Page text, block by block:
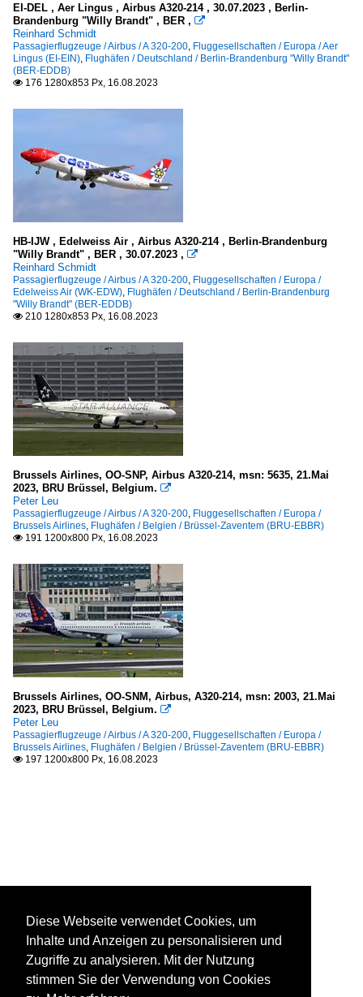
EI-DEL , Aer Lingus , Airbus A320-214 , 30.07.2023 , Berlin-
Brandenburg "Willy Brandt" , BER , 
Reinhard Schmidt
Passagierflugzeuge / Airbus / A 320-200, Fluggesellschaften / Europa / Aer
Lingus (EI-EIN), Flughäfen / Deutschland / Berlin-Brandenburg "Willy Brandt"
(BER-EDDB)
 176 1280x853 Px, 16.08.2023
HB-IJW , Edelweiss Air , Airbus A320-214 , Berlin-Brandenburg
"Willy Brandt" , BER , 30.07.2023 , 
Reinhard Schmidt
Passagierflugzeuge / Airbus / A 320-200, Fluggesellschaften / Europa /
Edelweiss Air (WK-EDW), Flughäfen / Deutschland / Berlin-Brandenburg
"Willy Brandt" (BER-EDDB)
 210 1280x853 Px, 16.08.2023
Brussels Airlines, OO-SNP, Airbus A320-214, msn: 5635, 21.Mai
2023, BRU Brüssel, Belgium. 
Peter Leu
Passagierflugzeuge / Airbus / A 320-200, Fluggesellschaften / Europa /
Brussels Airlines, Flughäfen / Belgien / Brüssel-Zaventem (BRU-EBBR)
 191 1200x800 Px, 16.08.2023
Brussels Airlines, OO-SNM, Airbus, A320-214, msn: 2003, 21.Mai
2023, BRU Brüssel, Belgium. 
Peter Leu
Passagierflugzeuge / Airbus / A 320-200, Fluggesellschaften / Europa /
Brussels Airlines, Flughäfen / Belgien / Brüssel-Zaventem (BRU-EBBR)
 197 1200x800 Px, 16.08.2023
Diese Webseite verwendet Cookies, um
Inhalte und Anzeigen zu personalisieren und
Zugriffe zu analysieren. Mit der Nutzung
stimmen Sie der Verwendung von Cookies